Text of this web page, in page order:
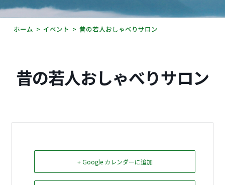
くらしの情報
観光・イベント情報
Select Language▼
ホーム イベント 昔の若人おしゃべりサロン
昔の若人おしゃべりサロン
+ Google カレンダーに追加